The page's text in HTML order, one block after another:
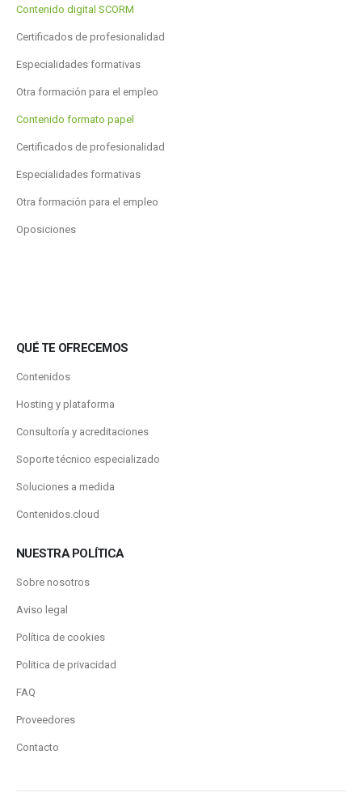
Contenido digital SCORM
Certificados de profesionalidad
Especialidades formativas
Otra formación para el empleo
Contenido formato papel
Certificados de profesionalidad
Especialidades formativas
Otra formación para el empleo
Oposiciones
QUÉ TE OFRECEMOS
Contenidos
Hosting y plataforma
Consultoría y acreditaciones
Soporte técnico especializado
Soluciones a medida
Contenidos.cloud
NUESTRA POLÍTICA
Sobre nosotros
Aviso legal
Política de cookies
Politica de privacidad
FAQ
Proveedores
Contacto